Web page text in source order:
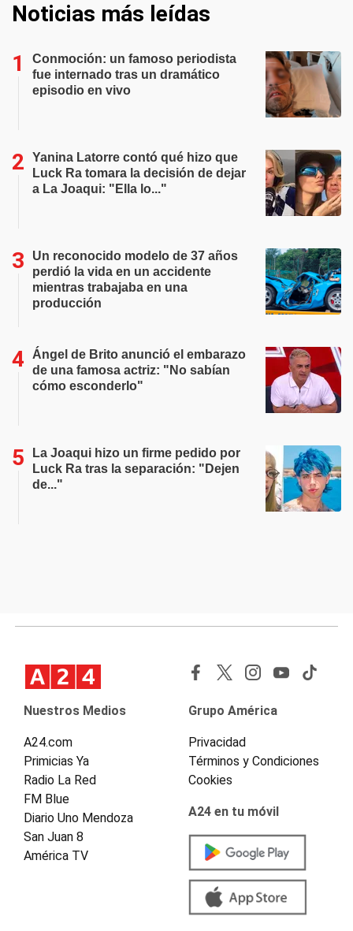
Noticias más leídas
Conmoción: un famoso periodista
fue internado tras un dramático
episodio en vivo
Yanina Latorre contó qué hizo que
Luck Ra tomara la decisión de dejar
a La Joaqui: "Ella lo..."
Un reconocido modelo de 37 años
perdió la vida en un accidente
mientras trabajaba en una
producción
Ángel de Brito anunció el embarazo
de una famosa actriz: "No sabían
cómo esconderlo"
La Joaqui hizo un firme pedido por
Luck Ra tras la separación: "Dejen
de..."
Nuestros Medios
A24.com
Primicias Ya
Radio La Red
FM Blue
Diario Uno Mendoza
San Juan 8
América TV
Grupo América
Privacidad
Términos y Condiciones
Cookies
A24 en tu móvil